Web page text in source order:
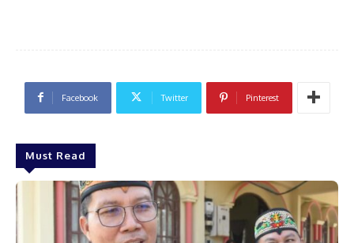
Facebook Twitter Pinterest
Must Read